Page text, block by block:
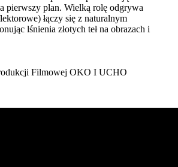
pierwszy plan. Wielką rolę odgrywa
łączy się z naturalnym
lśnienia złotych teł na obrazach i
Filmowej OKO I UCHO